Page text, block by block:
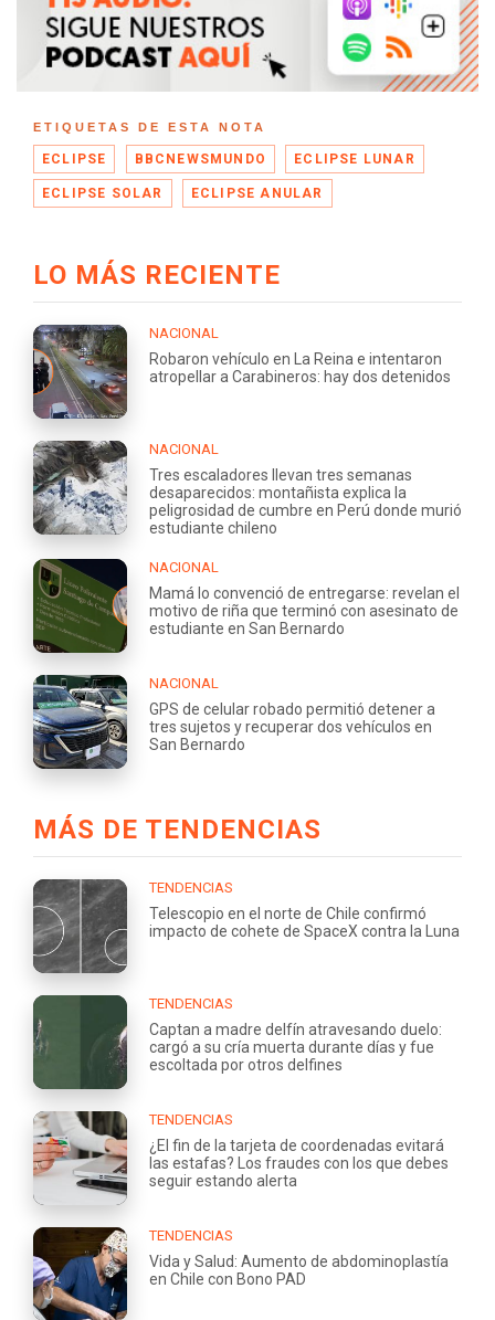
ETIQUETAS DE ESTA NOTA
ECLIPSE BBCNEWSMUNDO ECLIPSE LUNAR
ECLIPSE SOLAR ECLIPSE ANULAR
LO MÁS RECIENTE
NACIONAL
Robaron vehículo en La Reina e intentaron
atropellar a Carabineros: hay dos detenidos
NACIONAL
Tres escaladores llevan tres semanas
desaparecidos: montañista explica la
peligrosidad de cumbre en Perú donde murió
estudiante chileno
NACIONAL
Mamá lo convenció de entregarse: revelan el
motivo de riña que terminó con asesinato de
estudiante en San Bernardo
NACIONAL
GPS de celular robado permitió detener a
tres sujetos y recuperar dos vehículos en
San Bernardo
MÁS DE TENDENCIAS
TENDENCIAS
Telescopio en el norte de Chile confirmó
impacto de cohete de SpaceX contra la Luna
TENDENCIAS
Captan a madre delfín atravesando duelo:
cargó a su cría muerta durante días y fue
escoltada por otros delfines
TENDENCIAS
¿El fin de la tarjeta de coordenadas evitará
las estafas? Los fraudes con los que debes
seguir estando alerta
TENDENCIAS
Vida y Salud: Aumento de abdominoplastía
en Chile con Bono PAD